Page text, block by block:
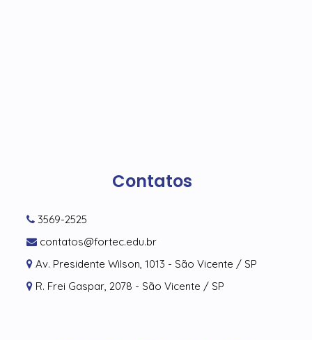
Contatos
3569-2525
contatos@fortec.edu.br
Av. Presidente Wilson, 1013 - São Vicente / SP
R. Frei Gaspar, 2078 - São Vicente / SP